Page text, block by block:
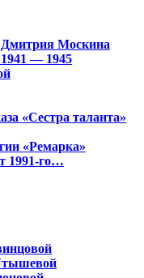
Дмитрия Москина
— 1945
«Сестра таланта»
«Ремарка»
1991-го…